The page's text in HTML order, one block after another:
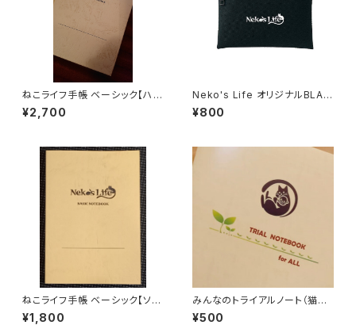
ねこライフ手帳 ベーシック【ハー
ドカバー】（A5サイズ）
¥2,700
Neko's Life オリジナルBLAC
Kポーチ
¥800
ねこライフ手帳 ベーシック【ソフ
トカバー】（A5サイズ）
¥1,800
みんなのトライアルノート（猫犬
など全種対応・A5サイズ）
¥500